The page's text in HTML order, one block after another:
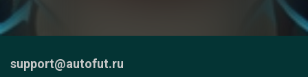
support@autofut.ru